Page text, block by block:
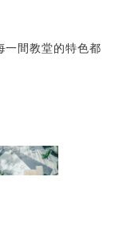
一間教堂的特色都